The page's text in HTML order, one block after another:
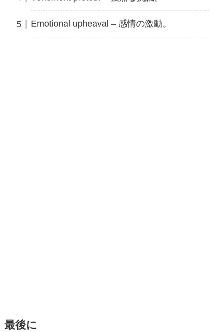
Emotional upheaval – 感情の激動。
最後に